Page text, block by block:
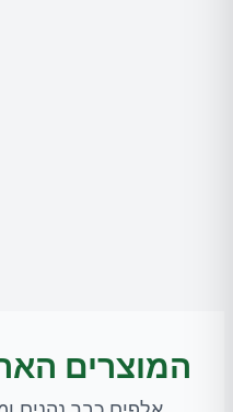
המוצרים